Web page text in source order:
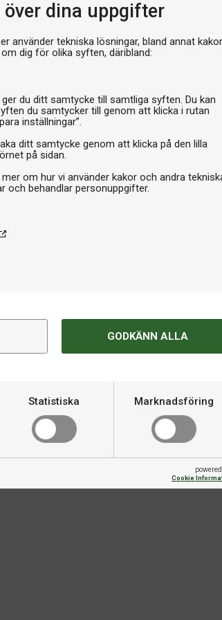
dina uppgifter
använder tekniska lösningar, bland annat
dig för olika syften, däribland:
ger du ditt samtycke till samtliga syften. Du kan
du samtycker till genom att klicka i rutan
inställningar”.
ditt samtycke genom att klicka på den lilla
på sidan.
om hur vi använder kakor och andra
GODKÄNN ALLA
Statistiska Marknadsföring
Cookie
Om produkten
Varumärke
Fart